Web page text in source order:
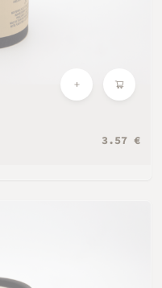
3.57 €